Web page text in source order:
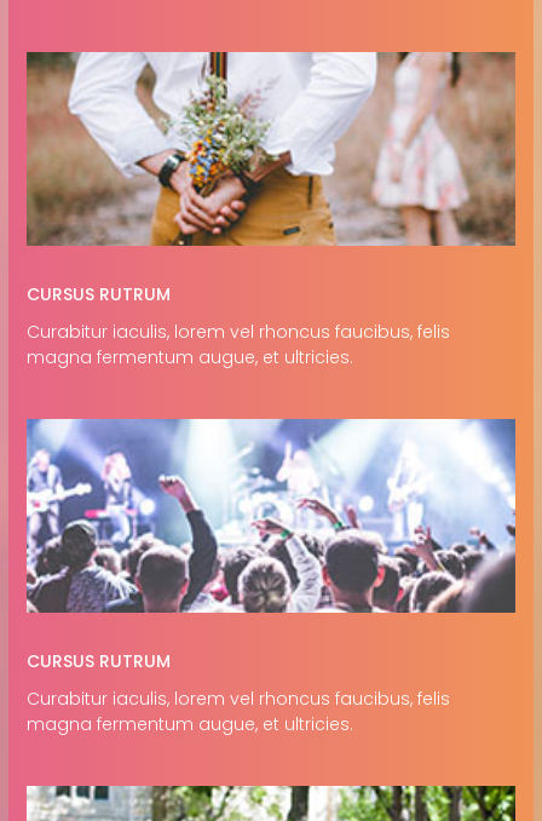
CURSUS RUTRUM
Curabitur iaculis, lorem vel rhoncus faucibus, felis
magna fermentum augue, et ultricies.
CURSUS RUTRUM
Curabitur iaculis, lorem vel rhoncus faucibus, felis
magna fermentum augue, et ultricies.